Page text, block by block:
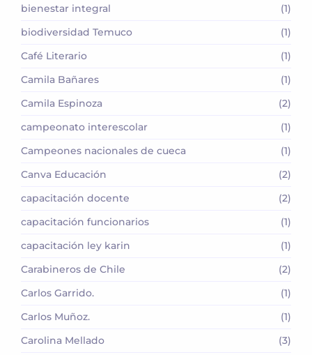
bienestar integral
(1)
biodiversidad Temuco
(1)
Café Literario
(1)
Camila Bañares
(1)
Camila Espinoza
(2)
campeonato interescolar
(1)
Campeones nacionales de cueca
(1)
Canva Educación
(2)
capacitación docente
(2)
capacitación funcionarios
(1)
capacitación ley karin
(1)
Carabineros de Chile
(2)
Carlos Garrido.
(1)
Carlos Muñoz.
(1)
Carolina Mellado
(3)